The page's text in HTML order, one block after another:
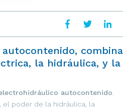
combina
la hidráulica, y la
autocontenido
poder de la hidráulica, la